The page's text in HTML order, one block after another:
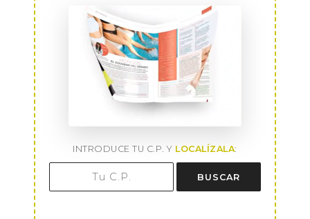
INTRODUCE TU C.P. Y LOCALÍZALA:
BUSCAR